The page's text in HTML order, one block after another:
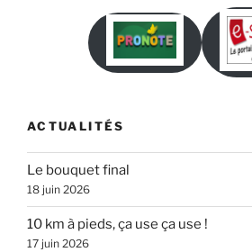
ACTUALITÉS
Le bouquet final
18 juin 2026
10 km à pieds, ça use ça use !
17 juin 2026